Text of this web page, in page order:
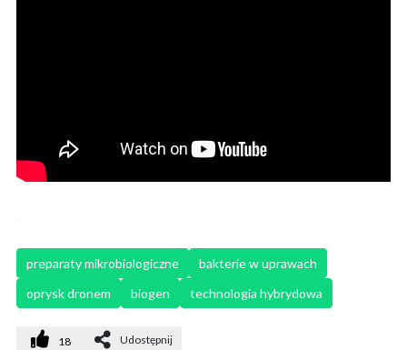
preparaty mikrobiologiczne
bakterie w uprawach
oprysk dronem
biogen technologia hybrydowa
18 Udostępnij